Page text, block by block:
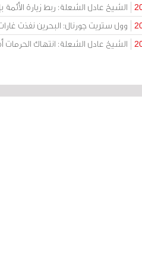
الشيخ عادل الشعلة: ربط زيارة
وول ستريت جورنال: البحرين نفذت
الشيخ عادل الشعلة: انتهاك